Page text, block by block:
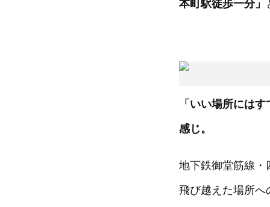
本町駅徒歩一分」
「いい場所には
感じ。
地下鉄御堂筋線・
飛び越えた場所